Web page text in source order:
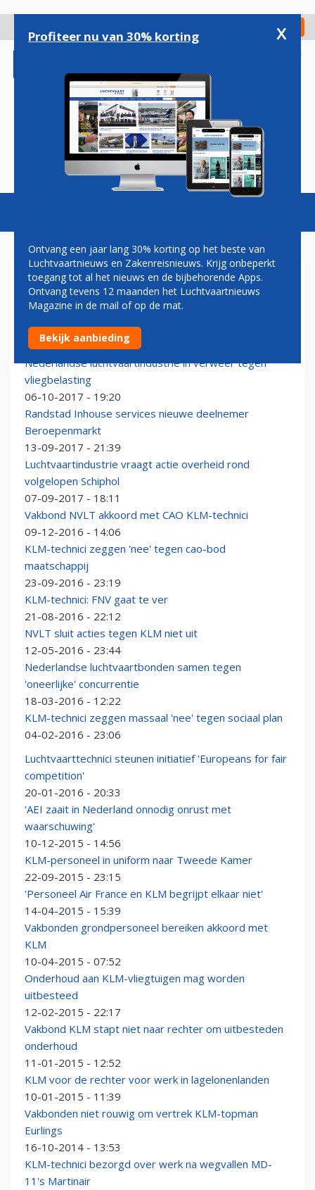
gaan
Check in
Magazine Podcasts Vacatures
NVLT
Technici dienen CAO-voorstellen in bij KLM
09-03-2018 - 15:51
Nederlandse luchtvaartindustrie in verweer tegen
vliegbelasting
06-10-2017 - 19:20
Randstad Inhouse services nieuwe deelnemer
Beroepenmarkt
13-09-2017 - 21:39
Luchtvaartindustrie vraagt actie overheid rond
volgelopen Schiphol
07-09-2017 - 18:11
Vakbond NVLT akkoord met CAO KLM-technici
09-12-2016 - 14:06
KLM-technici zeggen 'nee' tegen cao-bod
maatschappij
23-09-2016 - 23:19
KLM-technici: FNV gaat te ver
21-08-2016 - 22:12
NVLT sluit acties tegen KLM niet uit
12-05-2016 - 23:44
Nederlandse luchtvaartbonden samen tegen
'oneerlijke' concurrentie
18-03-2016 - 12:22
KLM-technici zeggen massaal 'nee' tegen sociaal plan
04-02-2016 - 23:06
Luchtvaarttechnici steunen initiatief 'Europeans for fair
competition'
20-01-2016 - 20:33
'AEI zaait in Nederland onnodig onrust met
waarschuwing'
10-12-2015 - 14:56
KLM-personeel in uniform naar Tweede Kamer
22-09-2015 - 23:15
'Personeel Air France en KLM begrijpt elkaar niet'
14-04-2015 - 15:39
Vakbonden grondpersoneel bereiken akkoord met
KLM
10-04-2015 - 07:52
Onderhoud aan KLM-vliegtuigen mag worden
uitbesteed
12-02-2015 - 22:17
Vakbond KLM stapt niet naar rechter om uitbesteden
onderhoud
11-01-2015 - 12:52
KLM voor de rechter voor werk in lagelonenlanden
10-01-2015 - 11:39
Vakbonden niet rouwig om vertrek KLM-topman
Eurlings
16-10-2014 - 13:53
KLM-technici bezorgd over werk na wegvallen MD-
11's Martinair
Profiteer nu van 30% korting x
Ontvang een jaar lang 30% korting op het beste van
Luchtvaartnieuws en Zakenreisnieuws. Krijg onbeperkt
toegang tot al het nieuws en de bijbehorende Apps.
Ontvang tevens 12 maanden het Luchtvaartnieuws
Magazine in de mail of op de mat.
Bekijk aanbieding